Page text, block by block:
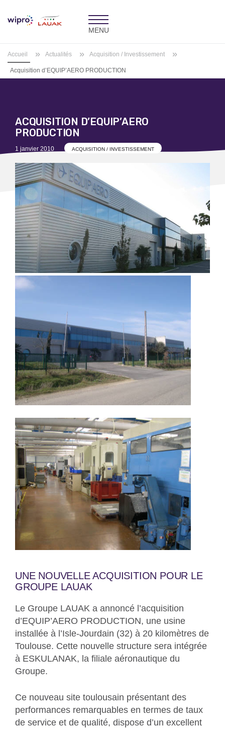
Toggle
navigation
Accueil » Actualités » Acquisition / Investissement »
Acquisition d’EQUIP’AERO PRODUCTION
ACQUISITION D’EQUIP’AERO
PRODUCTION
Posted
1 janvier 2010 ACQUISITION / INVESTISSEMENT
UNE NOUVELLE ACQUISITION POUR LE
GROUPE LAUAK
Le Groupe LAUAK a annoncé l’acquisition
d’EQUIP’AERO PRODUCTION, une usine
installée à l’Isle-Jourdain (32) à 20 kilomètres de
Toulouse. Cette nouvelle structure sera intégrée
à ESKULANAK, la filiale aéronautique du
Groupe.
Ce nouveau site toulousain présentant des
performances remarquables en termes de taux
de service et de qualité, dispose d’un excellent